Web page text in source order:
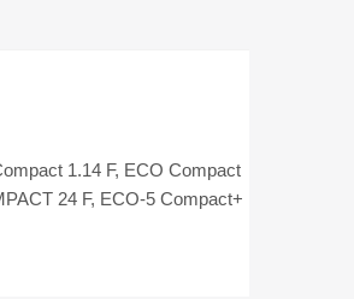
1.14 F, ECO Compact
24 F, ECO-5 Compact+